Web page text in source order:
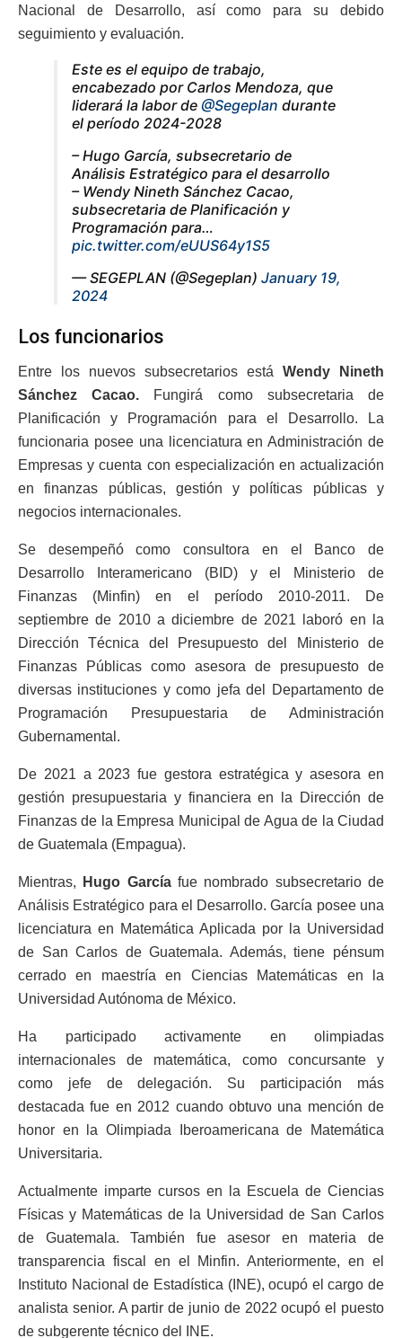
Nacional de Desarrollo, así como para su debido
seguimiento y evaluación.
Este es el equipo de trabajo,
encabezado por Carlos Mendoza, que
liderará la labor de @Segeplan durante
el período 2024-2028
– Hugo García, subsecretario de
Análisis Estratégico para el desarrollo
– Wendy Nineth Sánchez Cacao,
subsecretaria de Planificación y
Programación para…
pic.twitter.com/eUUS64y1S5
— SEGEPLAN (@Segeplan) January 19,
2024
Los funcionarios
Entre los nuevos subsecretarios está Wendy Nineth
Sánchez Cacao. Fungirá como subsecretaria de
Planificación y Programación para el Desarrollo. La
funcionaria posee una licenciatura en Administración de
Empresas y cuenta con especialización en actualización
en finanzas públicas, gestión y políticas públicas y
negocios internacionales.
Se desempeñó como consultora en el Banco de
Desarrollo Interamericano (BID) y el Ministerio de
Finanzas (Minfin) en el período 2010-2011. De
septiembre de 2010 a diciembre de 2021 laboró en la
Dirección Técnica del Presupuesto del Ministerio de
Finanzas Públicas como asesora de presupuesto de
diversas instituciones y como jefa del Departamento de
Programación Presupuestaria de Administración
Gubernamental.
De 2021 a 2023 fue gestora estratégica y asesora en
gestión presupuestaria y financiera en la Dirección de
Finanzas de la Empresa Municipal de Agua de la Ciudad
de Guatemala (Empagua).
Mientras, Hugo Garcíafue nombrado subsecretario de
Análisis Estratégico para el Desarrollo. García posee una
licenciatura en Matemática Aplicada por la Universidad
de San Carlos de Guatemala. Además, tiene pénsum
cerrado en maestría en Ciencias Matemáticas en la
Universidad Autónoma de México.
Ha participado activamente en olimpiadas
internacionales de matemática, como concursante y
como jefe de delegación. Su participación más
destacada fue en 2012 cuando obtuvo una mención de
honor en la Olimpiada Iberoamericana de Matemática
Universitaria.
Actualmente imparte cursos en la Escuela de Ciencias
Físicas y Matemáticas de la Universidad de San Carlos
de Guatemala. También fue asesor en materia de
transparencia fiscal en el Minfin. Anteriormente, en el
Instituto Nacional de Estadística (INE), ocupó el cargo de
analista senior. A partir de junio de 2022 ocupó el puesto
de subgerente técnico del INE.